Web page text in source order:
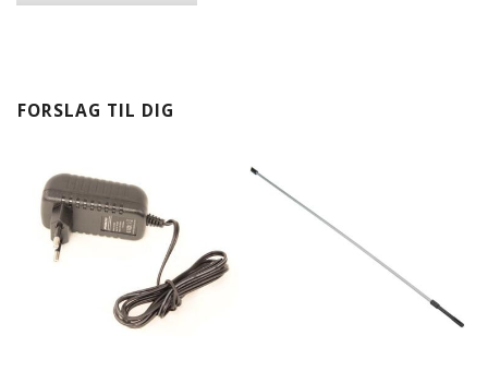
FORSLAG TIL DIG